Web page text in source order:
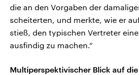
die an den Vorgaben der
scheiterten, und merkte, wie er
stieß, den typischen Vertreter
ausfindig zu machen.“
Multiperspektivischer Blick auf